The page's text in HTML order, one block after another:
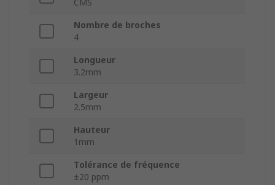
CMS
Nombre de broches
4
Longueur
3.2mm
Largeur
2.5mm
Hauteur
1mm
Tolérance de fréquence
±20 ppm